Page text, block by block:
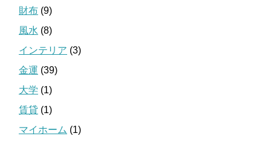
財布 (9)
風水 (8)
インテリア (3)
金運 (39)
大学 (1)
賃貸 (1)
マイホーム (1)